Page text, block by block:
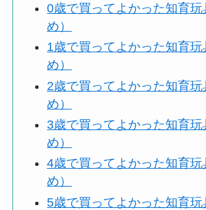
0歳で買ってよかった知育玩
め）
1歳で買ってよかった知育玩
め）
2歳で買ってよかった知育玩
め）
3歳で買ってよかった知育玩
め）
4歳で買ってよかった知育玩
め）
5歳で買ってよかった知育玩